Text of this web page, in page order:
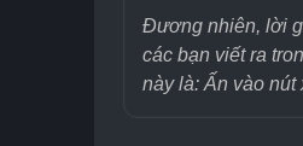
Đương nhiên, lời
các bạn viết ra
này là: Ấn vào